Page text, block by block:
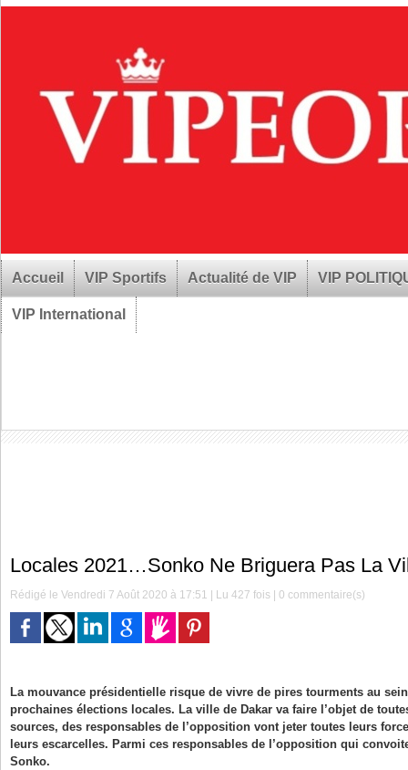
Accueil VIP Sportifs Actualité de VIP VIP
VIP International
Locales 2021…Sonko Ne Briguera Pas La
Rédigé le Vendredi 7 Août 2020 à 17:51 | Lu 427 fois |0 commentaire(s)
La mouvance présidentielle risque de vivre de pires tourments au
prochaines élections locales. La ville de Dakar va faire l’objet de
sources, des responsables de l’opposition vont jeter toutes leurs
leurs escarcelles. Parmi ces responsables de l’opposition qui
Sonko.